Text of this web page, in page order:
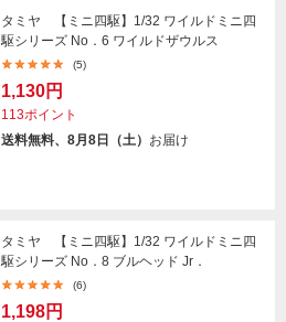
タミヤ 【ミニ四駆】1/32 ワイルドミニ四
駆シリーズ No．6 ワイルドザウルス
(5)
1,130円
113ポイント
送料無料、8月8日（土） お届け
タミヤ 【ミニ四駆】1/32 ワイルドミニ四
駆シリーズ No．8 ブルヘッド Jr．
(6)
1,198円